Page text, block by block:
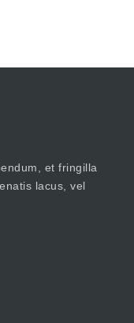
et fringilla
lacus, vel